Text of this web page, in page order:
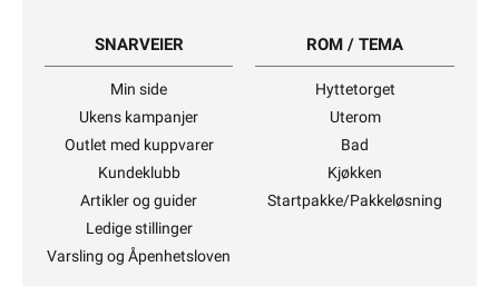
SNARVEIER
Min side
Ukens kampanjer
Outlet med kuppvarer
Kundeklubb
Artikler og guider
Ledige stillinger
Varsling og Åpenhetsloven
ROM / TEMA
Hyttetorget
Uterom
Bad
Kjøkken
Startpakke/Pakkeløsning